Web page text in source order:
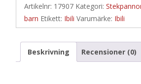
Artikelnr: 17907 Kategori:
barn Etikett: Ibili Varumärke: Ibili
Beskrivning Recensioner (0)